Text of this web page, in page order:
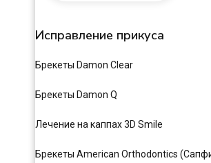
Исправление прикуса
Брекеты Damon Clear
Брекеты Damon Q
Лечение на каппах 3D Smile
Брекеты American Orthodontics